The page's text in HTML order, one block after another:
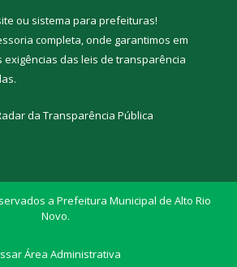
ou sistema para prefeituras!
completa, onde garantimos em
exigências das leis de transparência
da Transparência Pública
a Prefeitura Municipal de Alto Rio
Novo.
Área Administrativa